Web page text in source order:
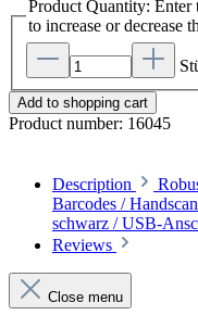
Product Quantity: Enter
to increase or decrease
Add to shopping cart
Product number: 16045
Description
Barcodes /
schwarz / USB-
Reviews
Close menu